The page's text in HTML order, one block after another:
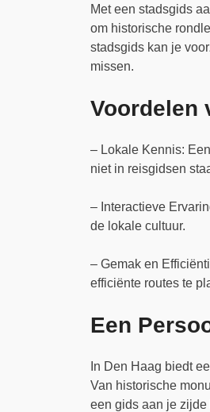
Met een stadsgids
om historische
stadsgids kan je
missen.
Voordelen
– Lokale Kennis:
niet in reisgidsen
– Interactieve
de lokale cultuur.
– Gemak en
efficiënte routes te
Een
In Den Haag biedt
Van historische
een gids aan je